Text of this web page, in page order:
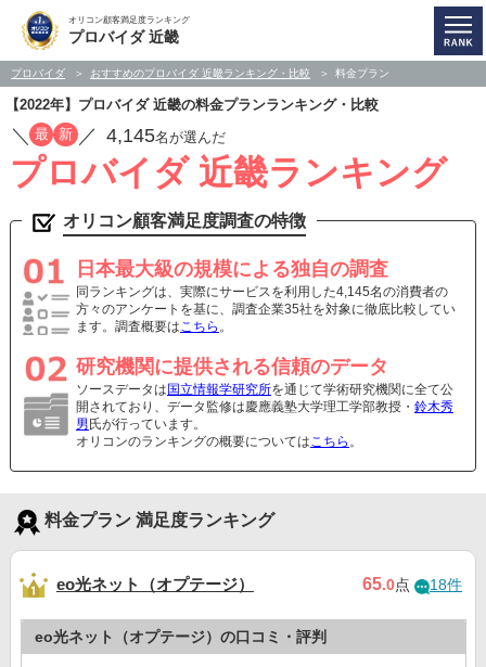
オリコン顧客満足度ランキング
プロバイダ 近畿
プロバイダ おすすめのプロバイダ 近畿ランキング・比較 料金プラン
【2022年】プロバイダ 近畿の料金プランランキング・比較
／ 最 新 ／ 4,145名が選んだ
プロバイダ 近畿ランキング
オリコン顧客満足度調査の特徴
日本最大級の規模による独自の調査
同ランキングは、実際にサービスを利用した4,145名の消費者の
方々のアンケートを基に、調査企業35社を対象に徹底比較してい
ます。調査概要はこちら 。
研究機関に提供される信頼のデータ
ソースデータは 国立情報学研究所を通じて学術研究機関に全て公
開されており、データ監修は慶應義塾大学理工学部教授・ 鈴木秀
男 氏が行っています。
オリコンのランキングの概要についてはこちら 。
料金プラン 満足度ランキング
eo光ネット（オプテージ） 65.0点 18件
eo光ネット（オプテージ）の口コミ・評判